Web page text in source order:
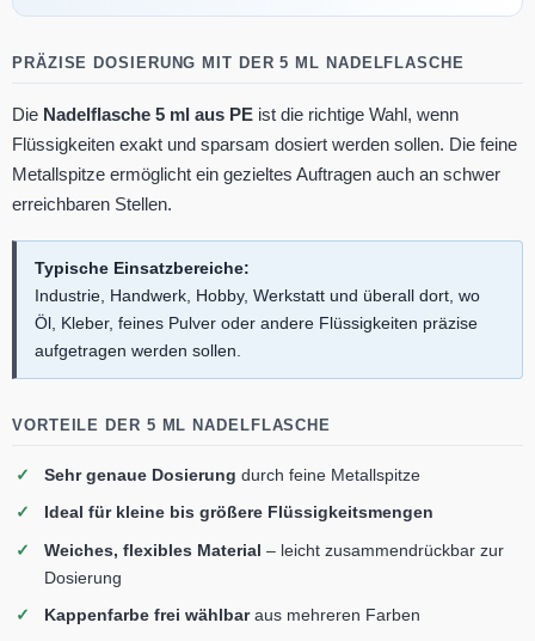
PRÄZISE DOSIERUNG MIT DER 5 ML NADELFLASCHE
Die Nadelflasche 5 ml aus PE ist die richtige Wahl, wenn
Flüssigkeiten exakt und sparsam dosiert werden sollen. Die feine
Metallspitze ermöglicht ein gezieltes Auftragen auch an schwer
erreichbaren Stellen.
Typische Einsatzbereiche:
Industrie, Handwerk, Hobby, Werkstatt und überall dort, wo
Öl, Kleber, feines Pulver oder andere Flüssigkeiten präzise
aufgetragen werden sollen.
VORTEILE DER 5 ML NADELFLASCHE
Sehr genaue Dosierung durch feine Metallspitze
Ideal für kleine bis größere Flüssigkeitsmengen
Weiches, flexibles Material – leicht zusammendrückbar zur
Dosierung
Kappenfarbe frei wählbaraus mehreren Farben